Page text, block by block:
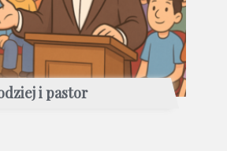
i pastor